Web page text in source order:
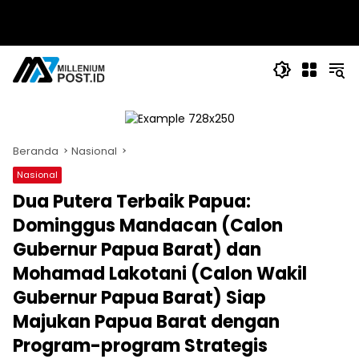
Beranda Nasional
Nasional
Dua Putera Terbaik Papua:
Dominggus Mandacan (Calon
Gubernur Papua Barat) dan
Mohamad Lakotani (Calon Wakil
Gubernur Papua Barat) Siap
Majukan Papua Barat dengan
Program-program Strategis